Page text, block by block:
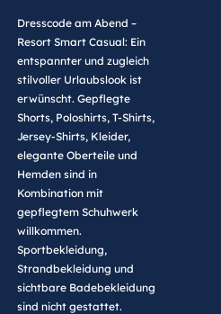
Dresscode am Abend –
Resort Smart Casual: Ein
entspannter und zugleich
stilvoller Urlaubslook ist
erwünscht. Gepflegte
Shorts, Poloshirts, T-Shirts,
Jersey-Shirts, Kleider,
elegante Oberteile und
Hemden sind in
Kombination mit
gepflegtem Schuhwerk
willkommen.
Sportbekleidung,
Strandbekleidung und
sichtbare Badebekleidung
sind nicht gestattet.